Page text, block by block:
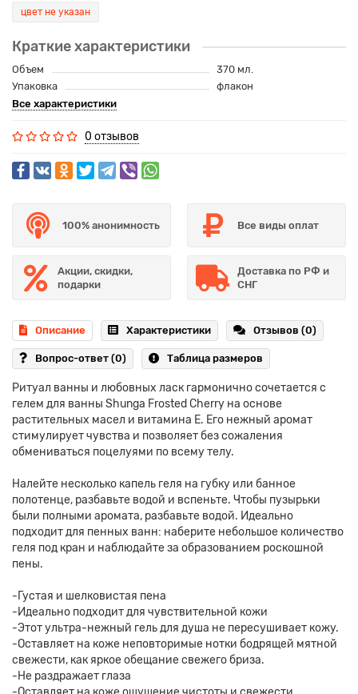
цвет не указан
Краткие характеристики
Объем
370 мл.
Упаковка
флакон
Все характеристики
0 отзывов
100% анонимность Все виды оплат
Акции, скидки,
подарки
Доставка по РФ и
СНГ
Описание Характеристики Отзывов (0)
Вопрос-ответ (0) Таблица размеров
Ритуал ванны и любовных ласк гармонично сочетается с
гелем для ванны Shunga Frosted Cherry на основе
растительных масел и витамина Е. Его нежный аромат
стимулирует чувства и позволяет без сожаления
обмениваться поцелуями по всему телу.
Налейте несколько капель геля на губку или банное
полотенце, разбавьте водой и вспеньте. Чтобы пузырьки
были полными аромата, разбавьте водой. Идеально
подходит для пенных ванн: наберите небольшое количество
геля под кран и наблюдайте за образованием роскошной
пены.
-Густая и шелковистая пена
-Идеально подходит для чувствительной кожи
-Этот ультра-нежный гель для душа не пересушивает кожу.
-Оставляет на коже неповторимые нотки бодрящей мятной
свежести, как яркое обещание свежего бриза.
-Не раздражает глаза